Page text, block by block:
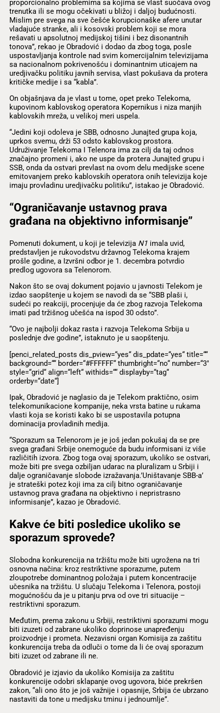
proporcionalno problemima sa kojima se vlast suočava ovog
trenutka ili se mogu očekivati u bližoj i daljoj budućnosti.
Mislim pre svega na sve češće korupcionaške afere unutar
vladajuće stranke, ali i kosovski problem koji se mora
rešavati u apsolutnoj medijskoj tišini i bez disonantnih
tonova”, rekao je Obradović i dodao da zbog toga, posle
uspostavljanja kontrole nad svim komercijalnim televizijama
sa nacionalnom pokrivenošću i dominantnim uticajem na
uredjivačku politiku javnih servisa, vlast pokušava da protera
kritičke medije i sa “kabla”.
On objašnjava da je vlast u tome, opet preko Telekoma,
kupovinom kablovskog operatora Kopernikus i niza manjih
kablovskih mreža, u velikoj meri uspela.
“Jedini koji odoleva je SBB, odnosno Junajted grupa koja,
uprkos svemu, drži 53 odsto kablovskog prostora.
Udruživanje Telekoma I Telenora ima za cilj da taj odnos
značajno promeni i, ako ne uspe da protera Junajted grupu i
SSB, onda da ostvari prevlast na ovom delu medijske scene
emitovanjem preko kablovskih operatora onih televizija koje
imaju provladinu uredjivačku politiku”, istakao je Obradović.
“Ograničavanje ustavnog prava
građana na objektivno informisanje”
Pomenuti dokument, u koji je televizija N1 imala uvid,
predstavljen je rukovodstvu državnog Telekoma krajem
prošle godine, a Izvršni odbor je 1. decembra potvrdio
predlog ugovora sa Telenorom.
Nakon što se ovaj dokument pojavio u javnosti Telekom je
izdao saopštenje u kojem se navodi da se “SBB plaši i,
sudeći po reakciji, procenjuje da će zbog razvoja Telekoma
imati pad tržišnog učešća na ispod 30 odsto”.
“Ovo je najbolji dokaz rasta i razvoja Telekoma Srbija u
poslednje dve godine”, istaknuto je u saopštenju.
[penci_related_posts dis_pview=“yes“ dis_pdate=“yes“ title=““
background=““ border=“#FFFFFF“ thumbright=“no“ number=“3″
style=“grid“ align=“left“ withids=““ displayby=“tag“
orderby=“date“]
Ipak, Obradović je naglasio da je Telekom praktično, osim
telekomunikacione kompanije, neka vrsta batine u rukama
vlasti koja se koristi kako bi se uspostavila potupna
dominacija provladinih medija.
“Sporazum sa Telenorom je je još jedan pokušaj da se pre
svega građani Srbije onemoguće da budu informisani iz više
različitih izvora. Zbog toga ovaj sporazum, ukoliko se ostvari,
može biti pre svega ozbiljan udarac na pluralizam u Srbiji i
dalje ograničavanje slobode izražavanja.’Uništavanje SBB-a’
je strateški potez koji ima za cilj bitno ograničavanje
ustavnog prava građana na objektivno i nepristrasno
informisanje”, kazao je Obradović.
Kakve će biti posledice ukoliko se
sporazum sprovede?
Slobodna konkurencija na tržištu može biti ugrožena na tri
osnovna načina: kroz restriktivne sporazume, putem
zloupotrebe dominantnog položaja i putem koncentracije
učesnika na tržištu. U slučaju Telekoma i Telenora, postoji
mogućnošću da je u pitanju prva od ove tri situacije –
restriktivni sporazum.
Međutim, prema zakonu u Srbiji, restriktivni sporazumi mogu
biti izuzeti od zabrane ukoliko doprinose unapređenju
proizvodnje i prometa. Nezavisni organ Komisija za zaštitu
konkurencija treba da odluči o tome da li će ovaj sporazum
biti izuzet od zabrane ili ne.
Obradović je izjavio da ukoliko Komisija za zaštitu
konkurencije odobri sklapanje ovog ugovora, biće prekršen
zakon, “ali ono što je još važnije i opasnije, Srbija će ubrzano
nastaviti da tone u medijsku tminu i jednoumlje”.